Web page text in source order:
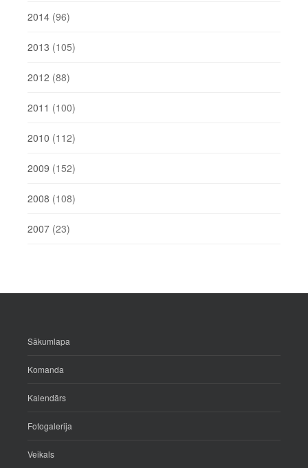
2014 (96)
2013 (105)
2012 (88)
2011 (100)
2010 (112)
2009 (152)
2008 (108)
2007 (23)
Sākumlapa
Komanda
Kalendārs
Fotogalerija
Veikals